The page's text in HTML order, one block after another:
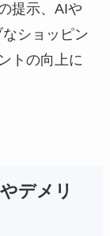
提示、AIや
ショッピン
トの向上に
デメリ